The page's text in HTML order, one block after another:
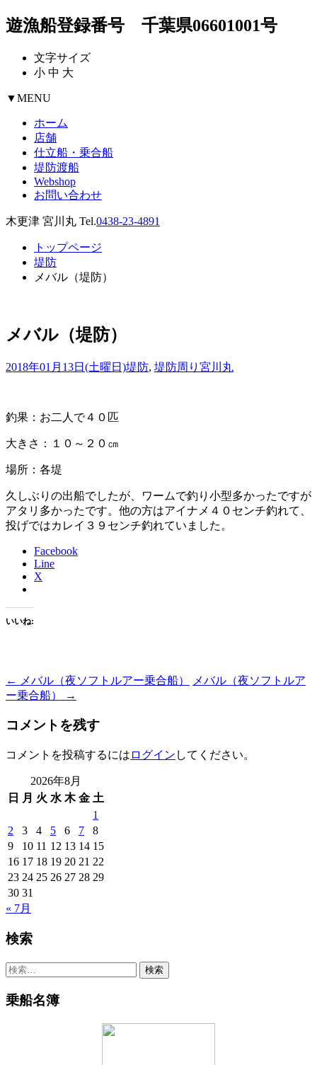
遊漁船登録番号 千葉県06601001号
文字サイズ
小 中 大
▼MENU
ホーム
店舗
仕立船・乗合船
堤防渡船
Webshop
お問い合わせ
木更津 宮川丸 Tel.0438-23-4891
トップページ
堤防
メバル（堤防）
メバル（堤防）
2018年01月13日(土曜日)堤防, 堤防周り 宮川丸
釣果：お二人で４０匹
大きさ：１０～２０㎝
場所：各堤
久しぶりの出船でしたが、ワームで釣り小型多かったですが
アタリ多かったです。他の方はアイナメ４０センチ釣れて、
投げではカレイ３９センチ釣れていました。
Facebook
Line
X
いいね:
Post
navigation
← メバル（夜ソフトルアー乗合船）
メバル（夜ソフトルア
ー乗合船）
→
コメントを残す
コメントを投稿するには ログイン してください。
2026年8月
日
月 火 水 木 金 土
1
2
3 4 5 6 7
8
9
10 11 12 13 14 15
16 17 18 19 20 21 22
23 24 25 26 27 28 29
30 31
« 7月
検索
検
乗船名簿